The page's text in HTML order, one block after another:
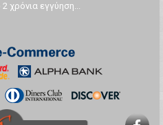
χρόνια εγγύηση...